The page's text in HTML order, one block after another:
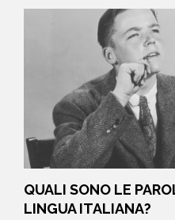
QUALI SONO LE
LINGUA ITALIANA?